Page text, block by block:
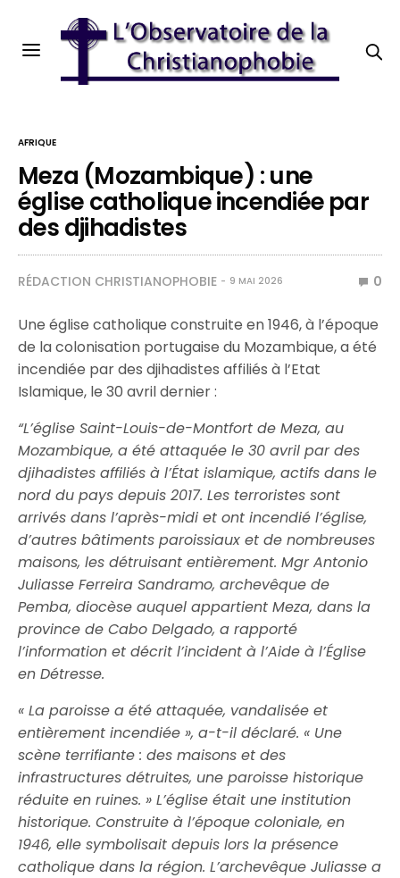
AFRIQUE
Meza (Mozambique) : une
église catholique incendiée par
des djihadistes
RÉDACTION CHRISTIANOPHOBIE 9 MAI 2026 0
Une église catholique construite en 1946, à l’époque
de la colonisation portugaise du Mozambique, a été
incendiée par des djihadistes affiliés à l’Etat
Islamique, le 30 avril dernier :
“L’église Saint-Louis-de-Montfort de Meza, au
Mozambique, a été attaquée le 30 avril par des
djihadistes affiliés à l’État islamique, actifs dans le
nord du pays depuis 2017. Les terroristes sont
arrivés dans l’après-midi et ont incendié l’église,
d’autres bâtiments paroissiaux et de nombreuses
maisons, les détruisant entièrement. Mgr Antonio
Juliasse Ferreira Sandramo, archevêque de
Pemba, diocèse auquel appartient Meza, dans la
province de Cabo Delgado, a rapporté
l’information et décrit l’incident à l’Aide à l’Église
en Détresse.
« La paroisse a été attaquée, vandalisée et
entièrement incendiée », a-t-il déclaré. « Une
scène terrifiante : des maisons et des
infrastructures détruites, une paroisse historique
réduite en ruines. » L’église était une institution
historique. Construite à l’époque coloniale, en
1946, elle symbolisait depuis lors la présence
catholique dans la région. L’archevêque Juliasse a